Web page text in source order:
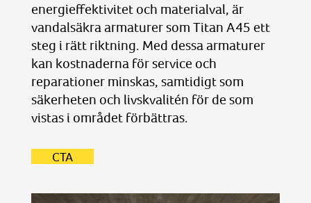
energieffektivitet och materialval, är
vandalsäkra armaturer som Titan A45 ett
steg i rätt riktning. Med dessa armaturer
kan kostnaderna för service och
reparationer minskas, samtidigt som
säkerheten och livskvalitén för de som
vistas i området förbättras.
CTA